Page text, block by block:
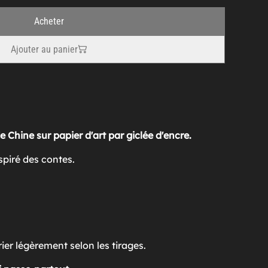
Acheter
Ajouter au panier
Chine sur papier d'art par giclée d'encre.
des contes.
légèrement selon les tirages.